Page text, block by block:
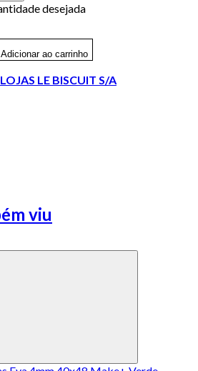
desejada
Adicionar ao carrinho
LOJAS LE BISCUIT S/A
viu